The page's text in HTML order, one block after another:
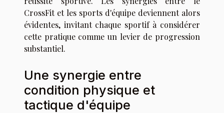
CrossFit et les sports d'équipe deviennent alors
évidentes, invitant chaque sportif à considérer
cette pratique comme un levier de progression
substantiel.
Une synergie entre
condition physique et
tactique d'équipe